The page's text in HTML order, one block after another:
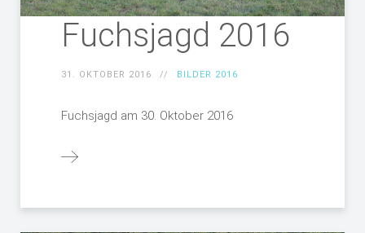
Fuchsjagd 2016
31. OKTOBER 2016 BILDER 2016
Fuchsjagd am 30. Oktober 2016